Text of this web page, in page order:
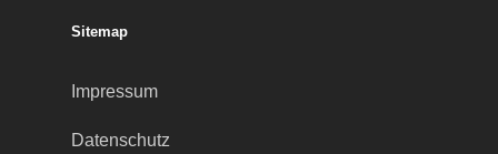
Sitemap
Impressum
Datenschutz